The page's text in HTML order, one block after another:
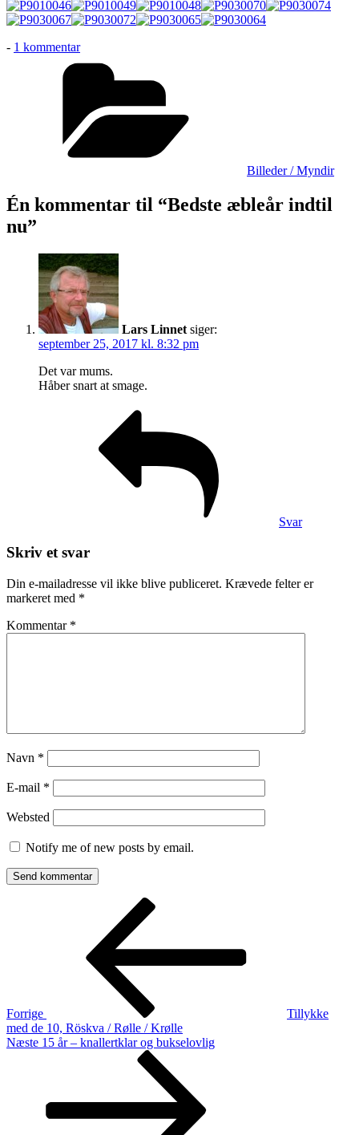
- 1 kommentartil
Bedste
æbleår
Billeder / Myndir
Én kommentar til “Bedste æbleår indtil
nu”
Lars Linnet siger:
september 25, 2017 kl. 8:32 pm
Det var mums.
Håber snart at smage.
Svar
Skriv et svar
Din e-mailadresse vil ikke blive publiceret. Krævede felter er
markeret med *
Kommentar *
Navn *
E-mail *
Websted
Notify me of new posts by email.
Indlægsnavigation
Forrige
Tillykke
med de 10, Röskva / Rølle / Krølle
Næste
Næste 15 år – knallertklar og bukselovlig